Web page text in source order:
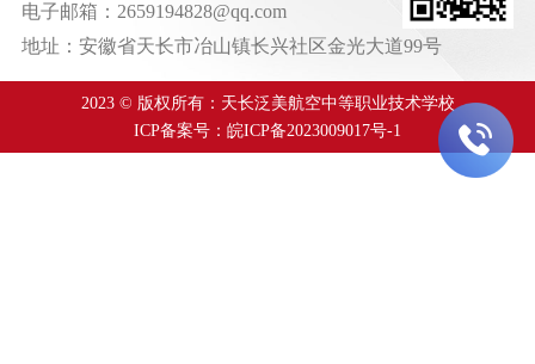
电子邮箱：2659194828@qq.com
地址：安徽省天长市冶山镇长兴社区金光大道99号
2023 © 版权所有：天长泛美航空中等职业技术学校
ICP备案号： 皖ICP备2023009017号-1 